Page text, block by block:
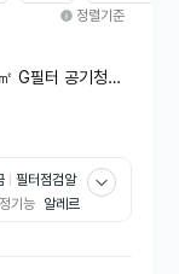
정렬기준
G필터 공기청정
필터점검알
기능 알레르